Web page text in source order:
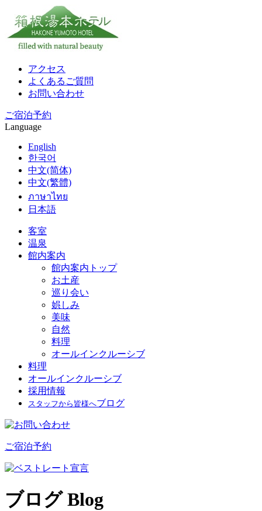
アクセス
よくあるご質問
お問い合わせ
ご宿泊予約
Language
English
한국어
中文(简体)
中文(繁體)
ภาษาไทย
日本語
客室
温泉
館内案内
館内案内トップ
お土産
巡り会い
娯しみ
美味
自然
料理
オールインクルーシブ
料理
オールインクルーシブ
採用情報
スタッフから皆様へブログ
ご宿泊予約
ブログ Blog